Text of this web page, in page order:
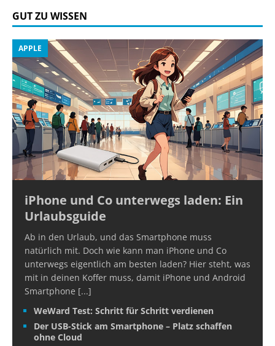
GUT ZU WISSEN
APPLE
iPhone und Co unterwegs laden: Ein
Urlaubsguide
Ab in den Urlaub, und das Smartphone muss
natürlich mit. Doch wie kann man iPhone und Co
unterwegs eigentlich am besten laden? Hier steht, was
mit in deinen Koffer muss, damit iPhone und Android
Smartphone [...]
WeWard Test: Schritt für Schritt verdienen
Der USB-Stick am Smartphone – Platz schaffen
ohne Cloud